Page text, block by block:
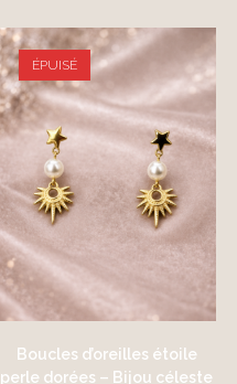
ÉPUISÉ
Boucles d’oreilles étoile
perle dorées – Bijou céleste